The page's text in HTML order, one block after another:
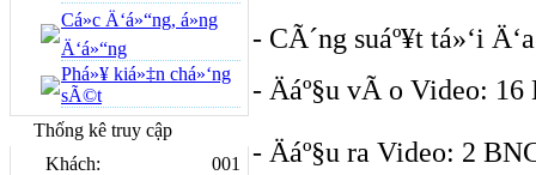
Cá»c Ä‘á»“ng, á»ng
Ä‘á»“ng
Phá»¥ kiá»‡n chá»‘ng
sÃ©t
Thống kê truy cập
Khách:
001
- CÃ´ng suáº¥t tá»‘i
- Äáº§u vÃ o Video:
- Äáº§u ra Video: 2